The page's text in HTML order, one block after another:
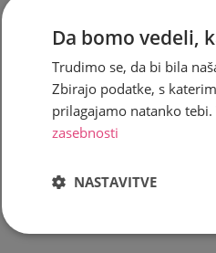
Da bomo vedeli,
Trudimo se, da bi bila
Zbirajo podatke, s
prilagajamo natanko
zasebnosti
NASTAVITVE